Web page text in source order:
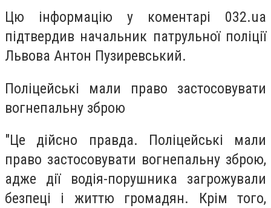
Цю інформацію у коментарі 032.ua
підтвердив начальник патрульної поліції
Львова Антон Пузиревський.
Поліцейські мали право застосовувати
вогнепальну зброю
"Це дійсно правда. Поліцейські мали
право застосовувати вогнепальну зброю,
адже дії водія-порушника загрожували
безпеці і життю громадян. Крім того,